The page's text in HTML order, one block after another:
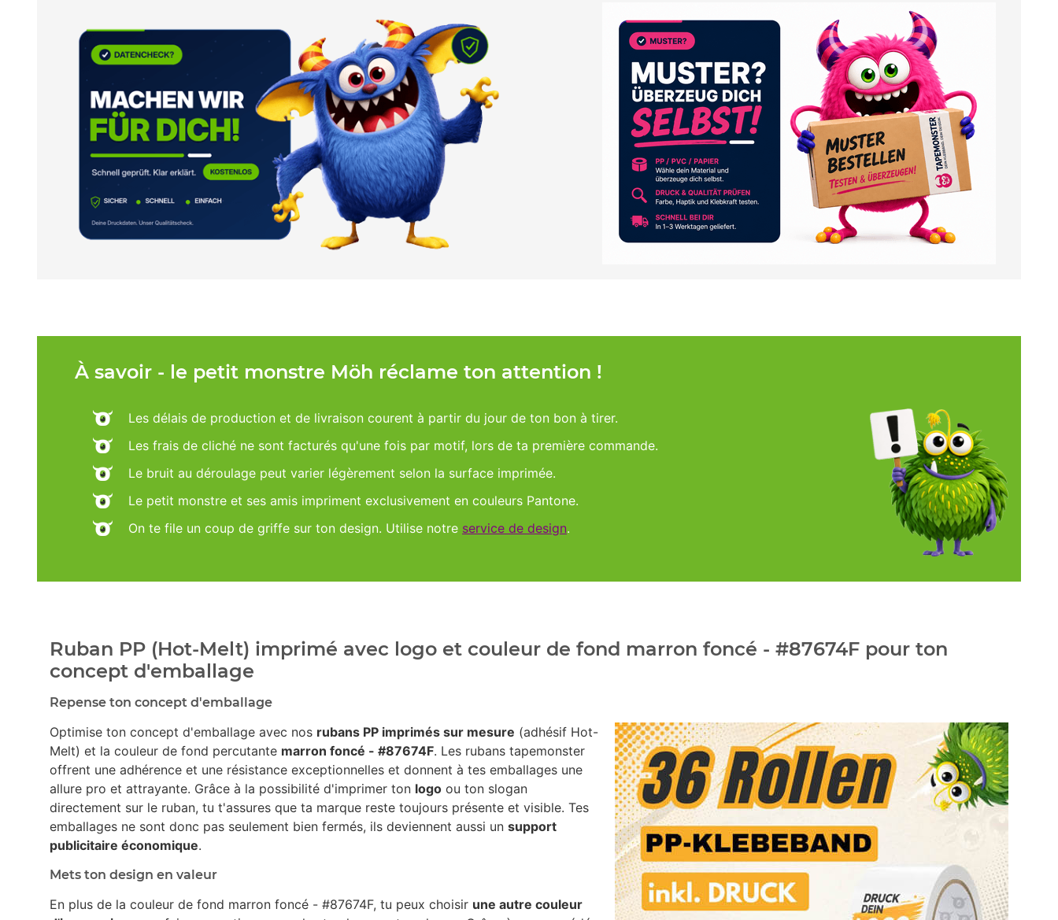
À savoir - le petit monstre Möh réclame ton attention !
Les délais de production et de livraison courent à partir du jour de ton bon à tirer.
Les frais de cliché ne sont facturés qu'une fois par motif, lors de ta première commande.
Le bruit au déroulage peut varier légèrement selon la surface imprimée.
Le petit monstre et ses amis impriment exclusivement en couleurs Pantone.
On te file un coup de griffe sur ton design. Utilise notre service de design.
Ruban PP (Hot-Melt) imprimé avec logo et couleur de fond marron foncé - #87674F pour ton
concept d'emballage
Repense ton concept d'emballage
Optimise ton concept d'emballage avec nos rubans PP imprimés sur mesure (adhésif Hot-
Melt) et la couleur de fond percutante marron foncé - #87674F. Les rubans tapemonster
offrent une adhérence et une résistance exceptionnelles et donnent à tes emballages une
allure pro et attrayante. Grâce à la possibilité d'imprimer ton logo ou ton slogan
directement sur le ruban, tu t'assures que ta marque reste toujours présente et visible. Tes
emballages ne sont donc pas seulement bien fermés, ils deviennent aussi un support
publicitaire économique.
Mets ton design en valeur
En plus de la couleur de fond marron foncé - #87674F, tu peux choisir une autre couleur